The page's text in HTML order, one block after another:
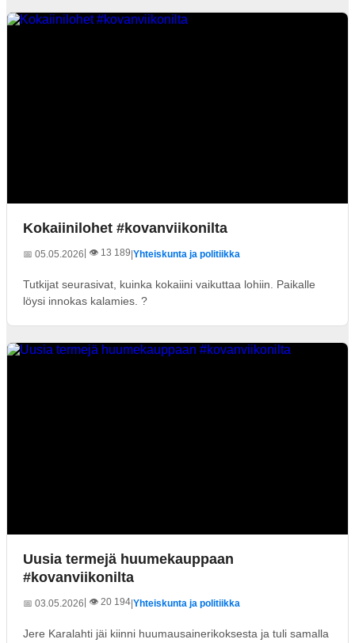
Kokaiinilohet #kovanviikonilta
📅 05.05.2026 | 👁️ 13 189|Yhteiskunta ja politiikka
Tutkijat seurasivat, kuinka kokaiini vaikuttaa lohiin. Paikalle
löysi innokas kalamies. ?
Uusia termejä huumekauppaan
#kovanviikonilta
📅 03.05.2026 | 👁️ 20 194|Yhteiskunta ja politiikka
Jere Karalahti jäi kiinni huumausainerikoksesta ja tuli samalla